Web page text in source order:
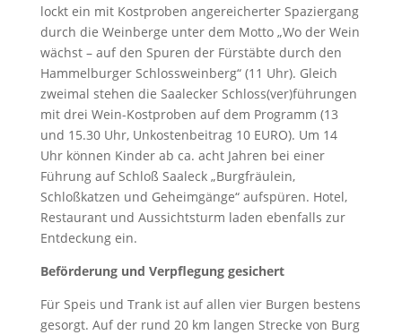
lockt ein mit Kostproben angereicherter Spaziergang
durch die Weinberge unter dem Motto „Wo der Wein
wächst – auf den Spuren der Fürstäbte durch den
Hammelburger Schlossweinberg“ (11 Uhr). Gleich
zweimal stehen die Saalecker Schloss(ver)führungen
mit drei Wein-Kostproben auf dem Programm (13
und 15.30 Uhr, Unkostenbeitrag 10 EURO). Um 14
Uhr können Kinder ab ca. acht Jahren bei einer
Führung auf Schloß Saaleck „Burgfräulein,
Schloßkatzen und Geheimgänge“ aufspüren. Hotel,
Restaurant und Aussichtsturm laden ebenfalls zur
Entdeckung ein.
Beförderung und Verpflegung gesichert
Für Speis und Trank ist auf allen vier Burgen bestens
gesorgt. Auf der rund 20 km langen Strecke von Burg